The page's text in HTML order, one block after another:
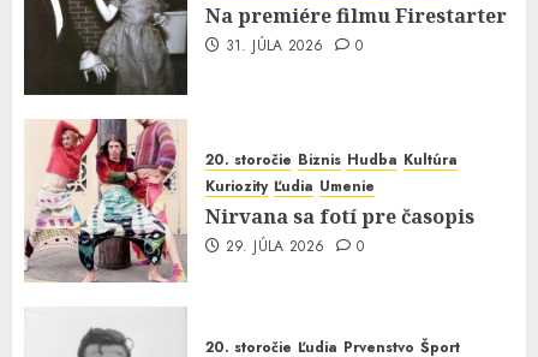
Na premiére filmu Firestarter
31. JÚLA 2026 0
20. storočie Biznis Hudba Kultúra
Kuriozity Ľudia Umenie
Nirvana sa fotí pre časopis
29. JÚLA 2026 0
20. storočie Ľudia Prvenstvo Šport